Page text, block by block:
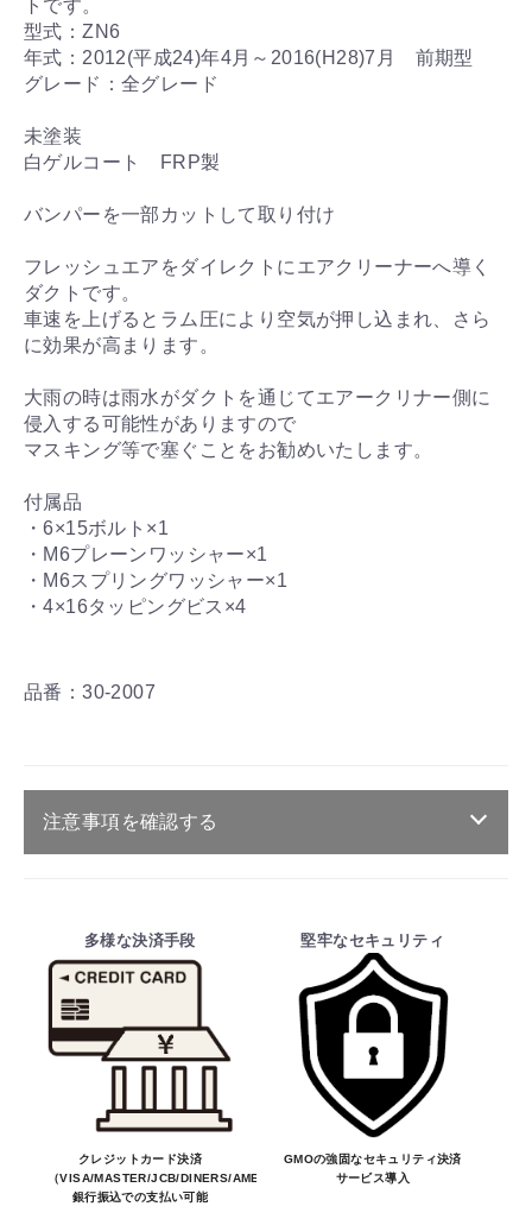
トです。
型式：ZN6
年式：2012(平成24)年4月～2016(H28)7月 前期型
グレード：全グレード
未塗装
白ゲルコート FRP製
バンパーを一部カットして取り付け
フレッシュエアをダイレクトにエアクリーナーへ導く
ダクトです。
車速を上げるとラム圧により空気が押し込まれ、さら
に効果が高まります。
大雨の時は雨水がダクトを通じてエアークリナー側に
侵入する可能性がありますので
マスキング等で塞ぐことをお勧めいたします。
付属品
・6×15ボルト×1
・M6プレーンワッシャー×1
・M6スプリングワッシャー×1
・4×16タッピングビス×4
品番：30-2007
注意事項を確認する
・ご注文受付後、メーカーに適合確認を行
い、商品の価格・送料及び納期の正式なご連
絡をしてからの決済となっております。
そのため、ご注文後に適合確認を行い、適
合しない場合はキャンセル可能です。
※商品はメーカー品のため予告無く価格が
変わる場合があります。
※商品は予告無く生産及び販売不可となる
場合があります。
多様な決済手段
クレジットカード決済
（VISA/MASTER/JCB/DINERS/AMEX）、
銀行振込での支払い可能
堅牢なセキュリティ
GMOの強固なセキュリティ決済
サービス導入